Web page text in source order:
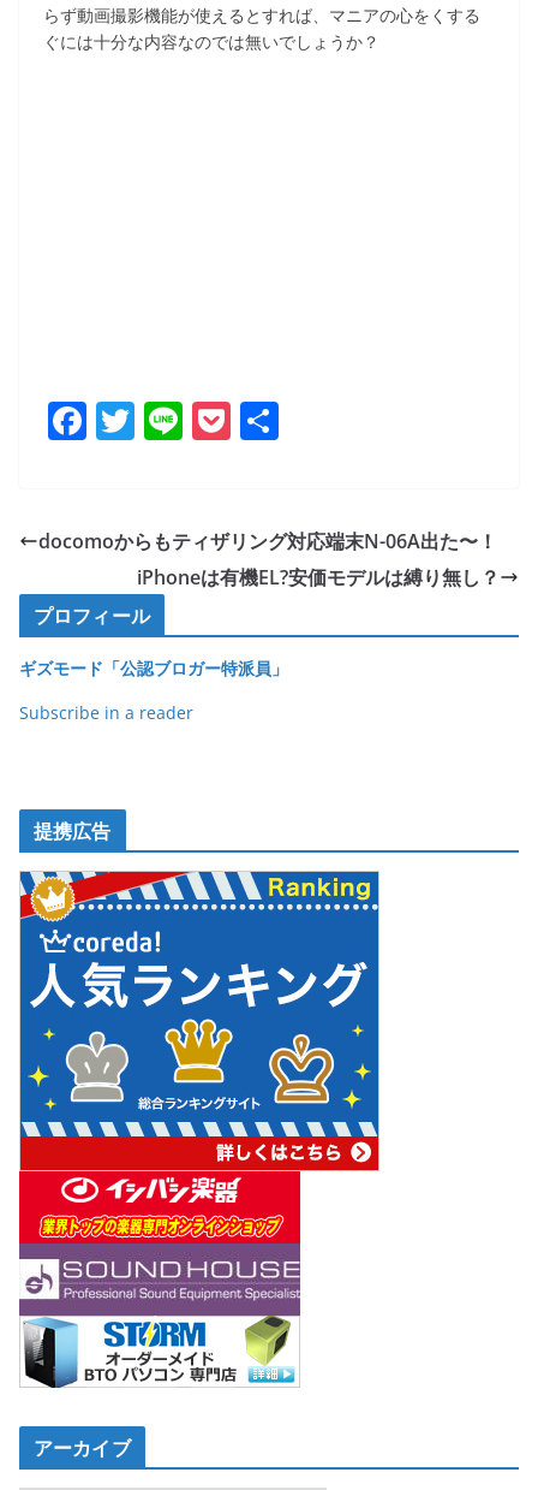
らず動画撮影機能が使えるとすれば、マニアの心をくする
ぐには十分な内容なのでは無いでしょうか？
F
e
o
o
k
T
er
Li P
et
docomoからもティザリング対応端末N-06A出た〜！
iPhoneは有機EL?安価モデルは縛り無し？
プロフィール
ギズモード「公認ブロガー特派員」
Subscribe in a reader
提携広告
アーカイブ